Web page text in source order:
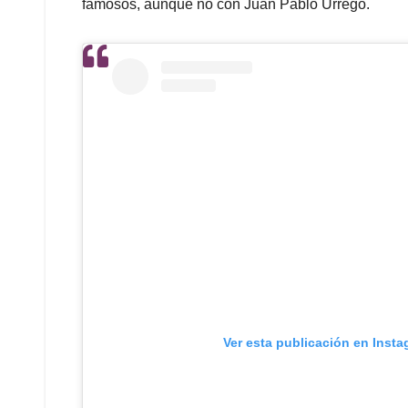
famosos, aunque no con Juan Pablo Urrego.
Ver esta publicación en